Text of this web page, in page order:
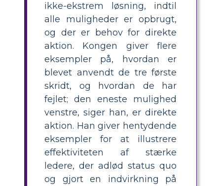
ikke-ekstrem løsning, indtil
alle muligheder er opbrugt,
og der er behov for direkte
aktion. Kongen giver flere
eksempler på, hvordan er
blevet anvendt de tre første
skridt, og hvordan de har
fejlet; den eneste mulighed
venstre, siger han, er direkte
aktion. Han giver hentydende
eksempler for at illustrere
effektiviteten af ​​stærke
ledere, der adlød status quo
og gjort en indvirkning på